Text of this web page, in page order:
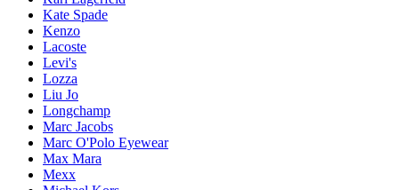
Kate Spade
Kenzo
Lacoste
Levi's
Lozza
Liu Jo
Longchamp
Marc Jacobs
Marc O'Polo Eyewear
Max Mara
Mexx